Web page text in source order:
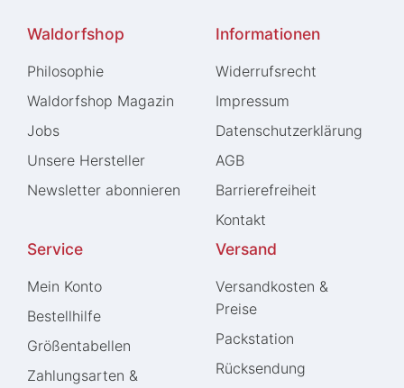
Waldorfshop
Philosophie
Waldorfshop Magazin
Jobs
Unsere Hersteller
Newsletter abonnieren
Informationen
Widerrufs­recht
Impressum
Daten­schutz­erklärung
AGB
Barrierefreiheit
Kontakt
Service
Mein Konto
Bestellhilfe
Größentabellen
Zahlungsarten &
Versand
Versandkosten &
Preise
Packstation
Rücksendung